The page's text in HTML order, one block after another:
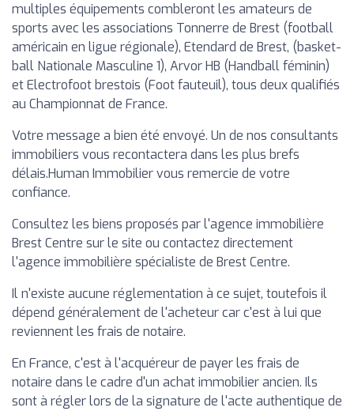
multiples équipements combleront les amateurs de
sports avec les associations Tonnerre de Brest (football
américain en ligue régionale), Etendard de Brest, (basket-
ball Nationale Masculine 1), Arvor HB (Handball féminin)
et Electrofoot brestois (Foot fauteuil), tous deux qualifiés
au Championnat de France.
Votre message a bien été envoyé. Un de nos consultants
immobiliers vous recontactera dans les plus brefs
délais.Human Immobilier vous remercie de votre
confiance.
Consultez les biens proposés par l'agence immobilière
Brest Centre sur le site ou contactez directement
l'agence immobilière spécialiste de Brest Centre.
Il n'existe aucune réglementation à ce sujet, toutefois il
dépend généralement de l'acheteur car c'est à lui que
reviennent les frais de notaire.
En France, c'est à l'acquéreur de payer les frais de
notaire dans le cadre d'un achat immobilier ancien. Ils
sont à régler lors de la signature de l'acte authentique de